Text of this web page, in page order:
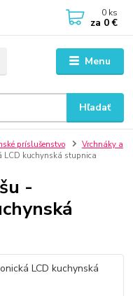
Menu
Hľadať
0 ks
za 0 €
príslušenstvo
Vrchnáky a
LCD kuchynská stupnica
-